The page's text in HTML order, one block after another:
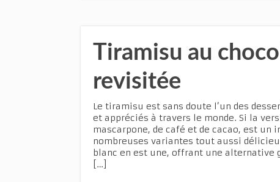
Tiramisu au
revisitée
Le tiramisu est sans doute l’un des
et appréciés à travers le monde. Si la
mascarpone, de café et de cacao, est un
nombreuses variantes tout aussi
blanc en est une, offrant une alternative
[…]